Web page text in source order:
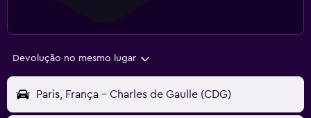
Devolução no mesmo lugar
Paris, França - Charles de Gaulle (CDG)